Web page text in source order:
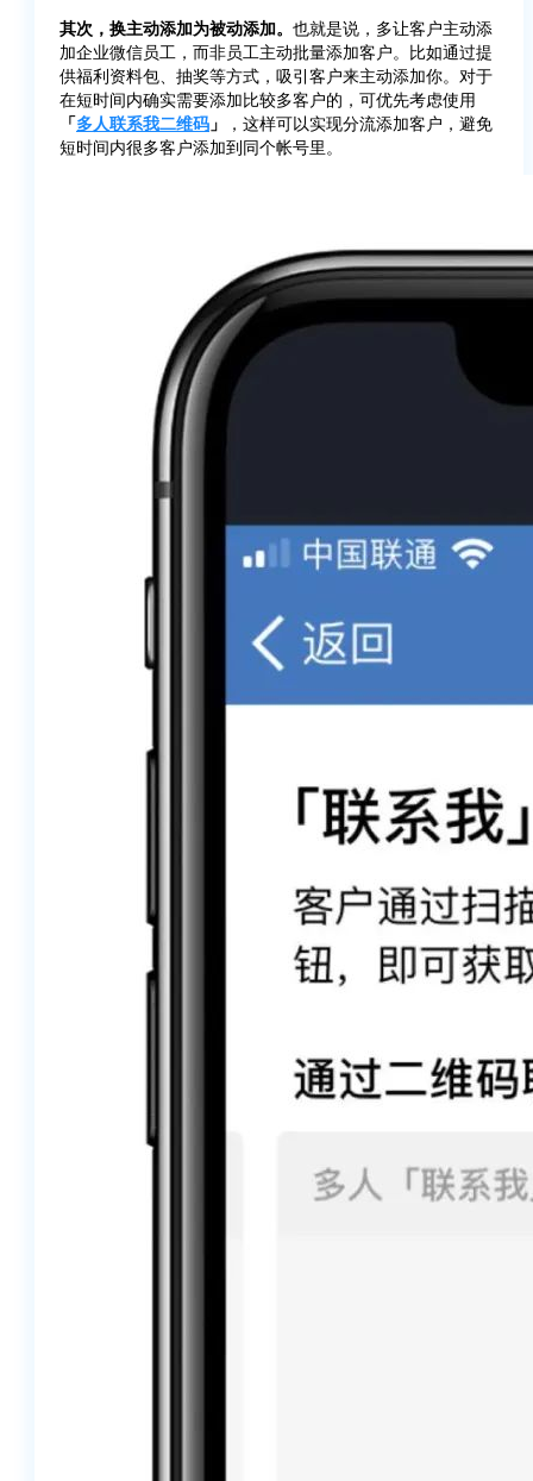
其次，换主动添加为被动添加。 也就是说，多让客户主动添
加企业微信员工，而非员工主动批量添加客户。比如通过提
供福利资料包、抽奖等方式，吸引客户来主动添加你。对于
在短时间内确实需要添加比较多客户的，可优先考虑使用
「多人联系我二维码 」
，这样可以实现分流添加客户，避免
短时间内很多客户添加到同个帐号里。